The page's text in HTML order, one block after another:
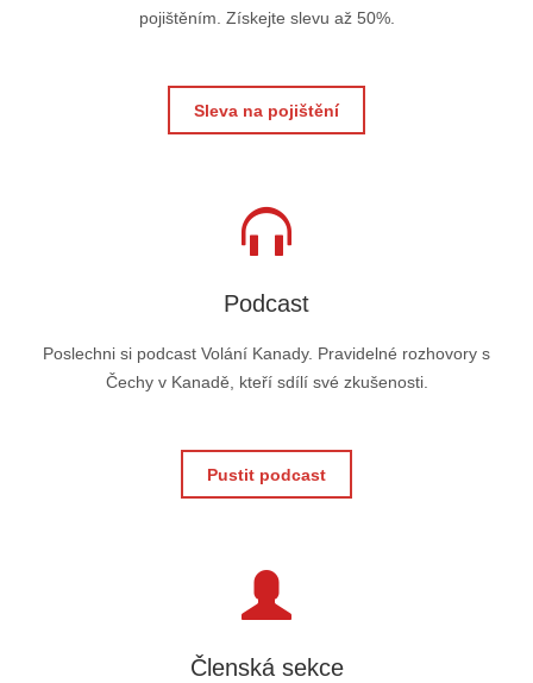
pojištěním. Získejte slevu až 50%.
Sleva na pojištění
Podcast
Poslechni si podcast Volání Kanady. Pravidelné rozhovory s
Čechy v Kanadě, kteří sdílí své zkušenosti.
Pustit podcast
Členská sekce